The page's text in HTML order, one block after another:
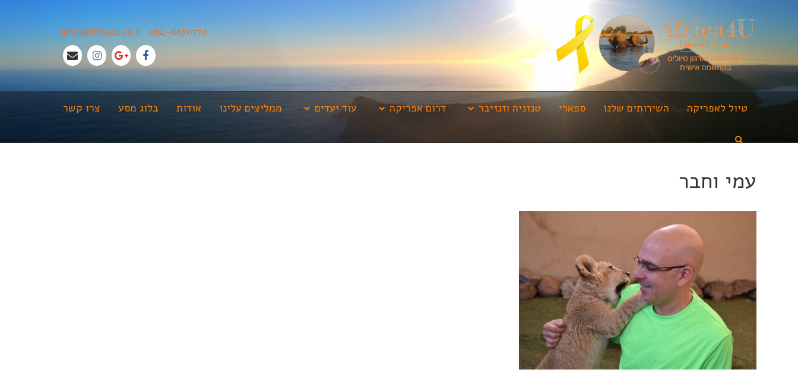
054-6870770
•
ami@africa4u.co.il
טיול לאפריקה השירותים שלנו ספארי טנזניה וזנזיבר דרום אפריקה עוד יעדים ממליצים עלינו אודות בלוג מסע צרו קשר
עמי וחבר